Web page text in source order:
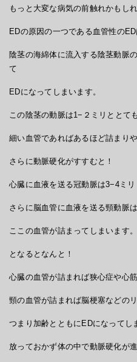
もっと大変な病気の前触れかもしれ
EDの原因の一つである血管性のED
陰茎の海綿体に流入する陰茎動脈
て
EDになってしまいます。
この陰茎の動脈は1−２ミリととて
細い血管であればあるほど詰まり
さらに動脈硬化がすすむと！
心臓に血液を送る冠動脈は3−4ミリ
さらに脳血管に血液を送る頸動脈
ここの血管が詰まってしまいます。
となるとなんと！
心臓の血管が詰まれば狭心症や心
頸の血管が詰まれば脳梗塞などの
つまり加齢とともにEDになってし
放っておかず体の中で動脈硬化が